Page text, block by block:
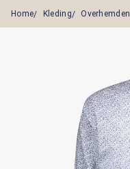
Home Kleding Overhemden